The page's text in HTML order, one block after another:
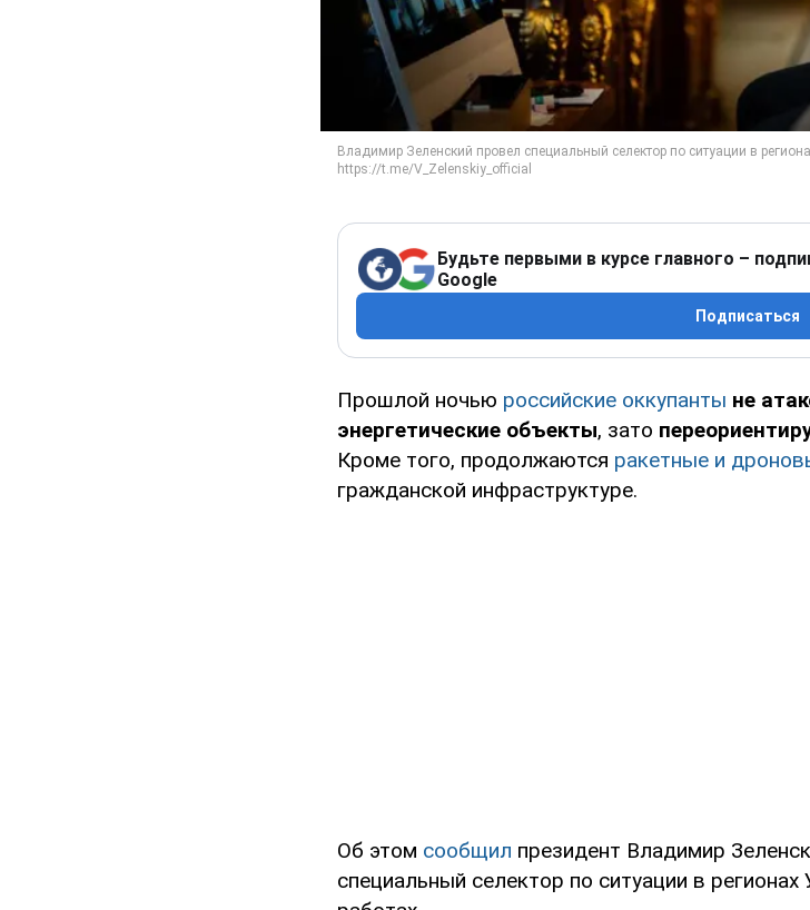
Будьте первыми в курсе главного –
Google
Подписаться
Прошлой ночью российские оккупанты не
энергетические объекты, зато
Кроме того, продолжаются ракетные и
гражданской инфраструктуре.
Об этом сообщил президент Владимир
специальный селектор по ситуации в